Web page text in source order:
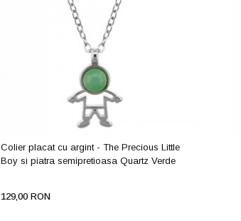
Colier placat cu argint - The Precious Little
Boy si piatra semipretioasa Quartz Verde
129,00 RON